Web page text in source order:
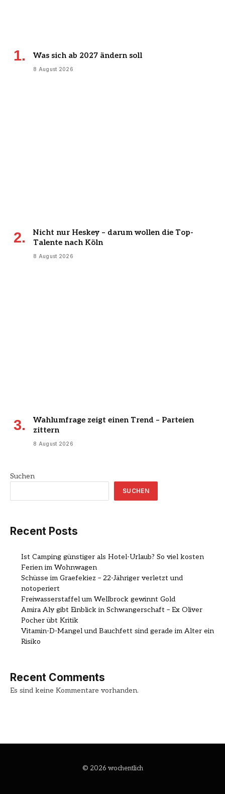
Was sich ab 2027 ändern soll
8 August 2026
Nicht nur Heskey – darum wollen die Top-
Talente nach Köln
8 August 2026
Wahlumfrage zeigt einen Trend – Parteien
zittern
8 August 2026
Suchen
SUCHEN
Recent Posts
Ist Camping günstiger als Hotel-Urlaub? So viel kosten
Ferien im Wohnwagen
Schüsse im Graefekiez – 22-Jähriger verletzt und
notoperiert
Freiwasserstaffel um Wellbrock gewinnt Gold
Amira Aly gibt Einblick in Schwangerschaft – Ex Oliver
Pocher übt Kritik
Vitamin-D-Mangel und Bauchfett sind gerade im Alter ein
Risiko
Recent Comments
Es sind keine Kommentare vorhanden.
© 2026 wochentlich